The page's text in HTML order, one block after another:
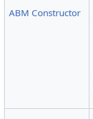
ABM Constructor